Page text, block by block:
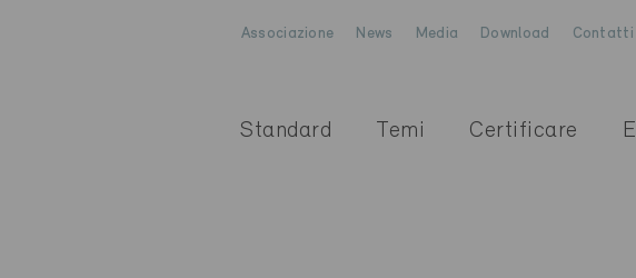
Associazione News Media Download Contatti
Standard Temi Certificare